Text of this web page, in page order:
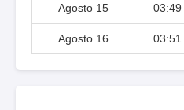
Agosto 15 03:49
Agosto 16 03:51